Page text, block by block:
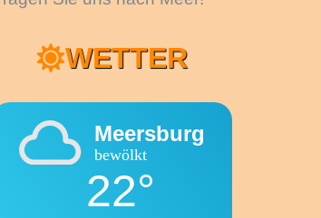
WETTER
Meersburg
bewölkt
22°